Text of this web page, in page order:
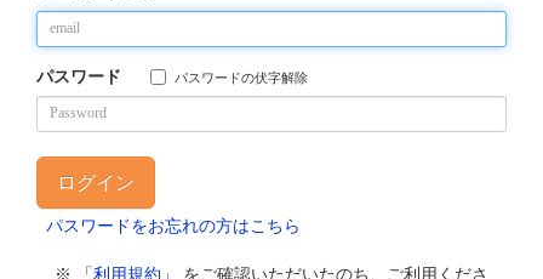
パスワード パスワードの伏字解除
パスワードをお忘れの方はこちら
※ 「利用規約」
をご確認いただいたのち、ご利用くださ